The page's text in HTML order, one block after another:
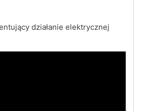
działanie elektrycznej